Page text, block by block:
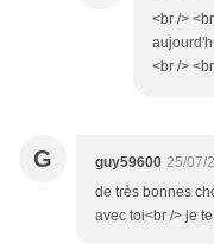
<br />
<br />
G guy59600 25/07/
de très bonnes
avec toi<br /> je